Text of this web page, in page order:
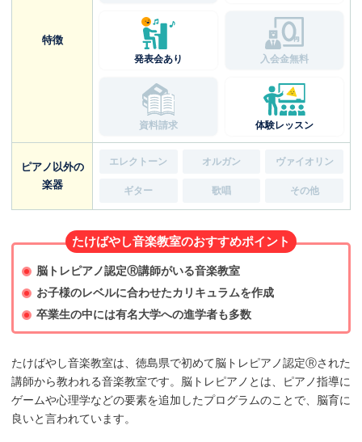
特徴
発表会あり 入会金無料
資料請求 体験レッスン
ピアノ以外の
楽器
エレクトーン オルガン ヴァイオリン
ギター 歌唱 その他
たけばやし音楽教室のおすすめポイント
脳トレピアノ認定Ⓡ講師がいる音楽教室
お子様のレベルに合わせたカリキュラムを作成
卒業生の中には有名大学への進学者も多数
たけばやし音楽教室は、徳島県で初めて脳トレピアノ認定Ⓡされた
講師から教われる音楽教室です。脳トレピアノとは、ピアノ指導に
ゲームや心理学などの要素を追加したプログラムのことで、脳育に
良いと言われています。